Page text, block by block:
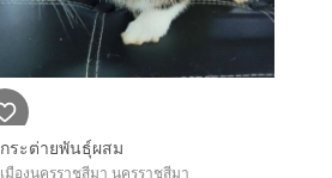
กระต่ายพันธุ์ผสม
เมืองนครราชสีมา นครราชสีมา